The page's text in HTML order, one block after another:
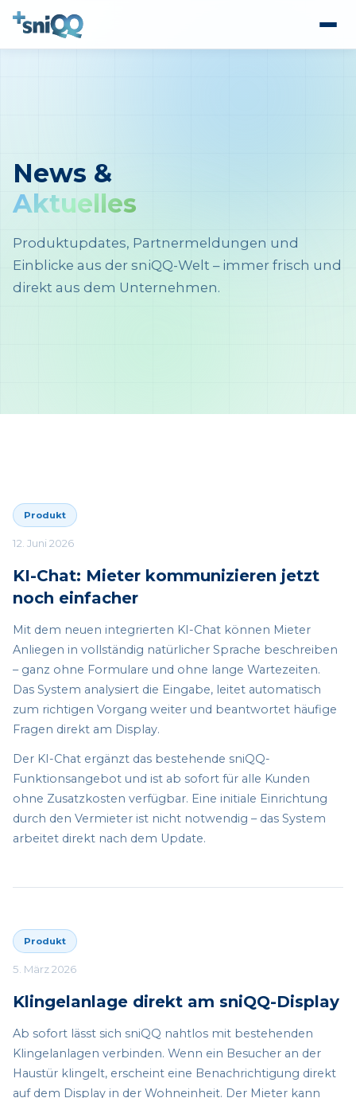
News &
Aktuelles
Produktupdates, Partnermeldungen und
Einblicke aus der sniQQ-Welt – immer frisch und
direkt aus dem Unternehmen.
Produkt
12. Juni 2026
KI-Chat: Mieter kommunizieren jetzt
noch einfacher
Mit dem neuen integrierten KI-Chat können Mieter
Anliegen in vollständig natürlicher Sprache beschreiben
– ganz ohne Formulare und ohne lange Wartezeiten.
Das System analysiert die Eingabe, leitet automatisch
zum richtigen Vorgang weiter und beantwortet häufige
Fragen direkt am Display.
Der KI-Chat ergänzt das bestehende sniQQ-
Funktionsangebot und ist ab sofort für alle Kunden
ohne Zusatzkosten verfügbar. Eine initiale Einrichtung
durch den Vermieter ist nicht notwendig – das System
arbeitet direkt nach dem Update.
Produkt
5. März 2026
Klingelanlage direkt am sniQQ-Display
Ab sofort lässt sich sniQQ nahtlos mit bestehenden
Klingelanlagen verbinden. Wenn ein Besucher an der
Haustür klingelt, erscheint eine Benachrichtigung direkt
auf dem Display in der Wohneinheit. Der Mieter kann